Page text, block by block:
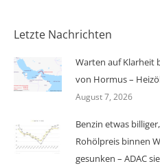
Letzte Nachrichten
Warten auf Klarheit
von Hormus –
August 7, 2026
Benzin etwas
Rohölpreis binnen
gesunken – ADAC